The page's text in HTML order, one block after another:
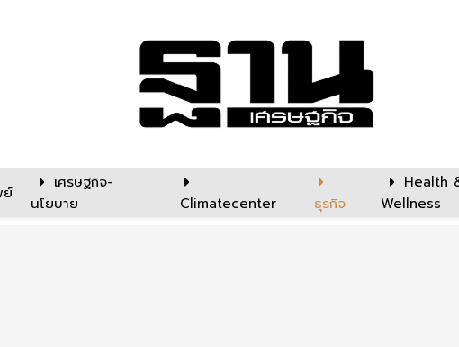
ย์
เศรษฐกิจ-
นโยบาย
Climatecenter ธุรกิจ
Health
Wellness